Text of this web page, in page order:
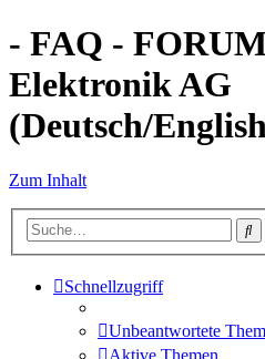
- FAQ -
Elektronik AG
(Deutsch/
Zum Inhalt
Schnellzugriff
Unbeantwortete